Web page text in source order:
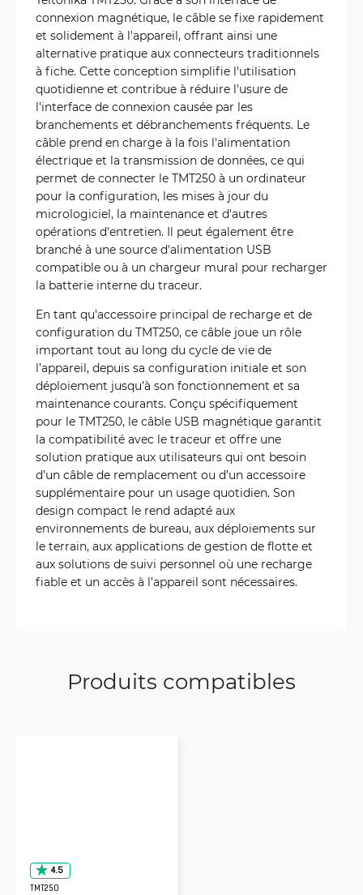
connexion magnétique, le câble se fixe rapidement
et solidement à l'appareil, offrant ainsi une
alternative pratique aux connecteurs traditionnels
à fiche. Cette conception simplifie l'utilisation
quotidienne et contribue à réduire l'usure de
l'interface de connexion causée par les
branchements et débranchements fréquents. Le
câble prend en charge à la fois l'alimentation
électrique et la transmission de données, ce qui
permet de connecter le TMT250 à un ordinateur
pour la configuration, les mises à jour du
micrologiciel, la maintenance et d'autres
opérations d'entretien. Il peut également être
branché à une source d'alimentation USB
compatible ou à un chargeur mural pour recharger
la batterie interne du traceur.
En tant qu’accessoire principal de recharge et de
configuration du TMT250, ce câble joue un rôle
important tout au long du cycle de vie de
l’appareil, depuis sa configuration initiale et son
déploiement jusqu’à son fonctionnement et sa
maintenance courants. Conçu spécifiquement
pour le TMT250, le câble USB magnétique garantit
la compatibilité avec le traceur et offre une
solution pratique aux utilisateurs qui ont besoin
d’un câble de remplacement ou d’un accessoire
supplémentaire pour un usage quotidien. Son
design compact le rend adapté aux
environnements de bureau, aux déploiements sur
le terrain, aux applications de gestion de flotte et
aux solutions de suivi personnel où une recharge
fiable et un accès à l’appareil sont nécessaires.
Produits compatibles
4.5
TMT250